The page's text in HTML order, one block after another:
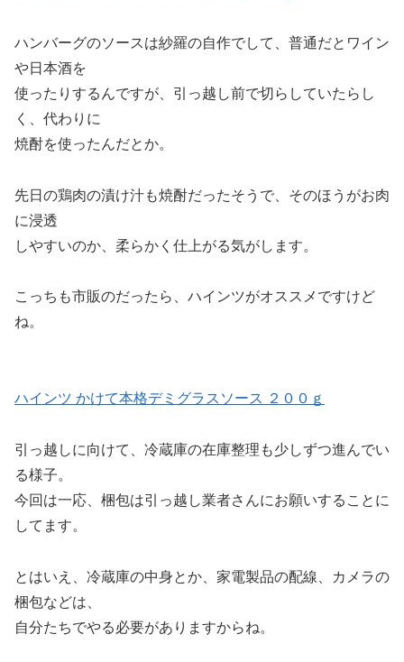
ハンバーグのソースは紗羅の自作でして、普通だとワイン
や日本酒を
使ったりするんですが、引っ越し前で切らしていたらし
く、代わりに
焼酎を使ったんだとか。
先日の鶏肉の漬け汁も焼酎だったそうで、そのほうがお肉
に浸透
しやすいのか、柔らかく仕上がる気がします。
こっちも市販のだったら、ハインツがオススメですけど
ね。
ハインツ かけて本格デミグラスソース ２００ｇ
引っ越しに向けて、冷蔵庫の在庫整理も少しずつ進んでい
る様子。
今回は一応、梱包は引っ越し業者さんにお願いすることに
してます。
とはいえ、冷蔵庫の中身とか、家電製品の配線、カメラの
梱包などは、
自分たちでやる必要がありますからね。